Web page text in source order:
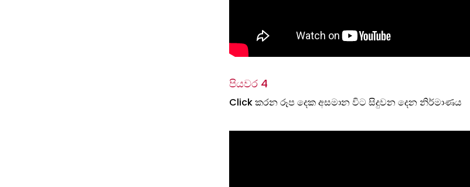
පියවර 4
Click කරන රූප දෙක අසමාන විට සිදුවන දෙන නිර්මාණය